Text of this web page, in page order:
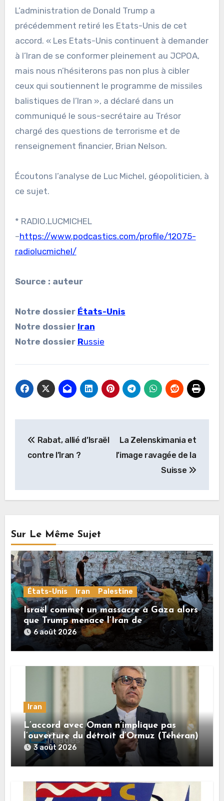
L’administration de Donald Trump a
précédemment retiré les Etats-Unis de cet
accord. « Les Etats-Unis continuent à demander
à l’Iran de se conformer pleinement au JCPOA,
mais nous n’hésiterons pas non plus à cibler
ceux qui soutiennent le programme de missiles
balistiques de l’Iran », a déclaré dans un
communiqué le sous-secrétaire au Trésor
chargé des questions de terrorisme et de
renseignement financier, Brian Nelson.
Écoutons l’analyse de Luc Michel, géopoliticien, à
ce sujet.
* RADIO.LUCMICHEL
–https://www.podcastics.com/profile/12075-
radiolucmichel/
Source : auteur
Notre dossier États-Unis
Notre dossier Iran
Notre dossier Russie
de
Rabat, allié d’Israël
contre l’Iran ?
La Zelenskimania et
l’image ravagée de la
Suisse
Sur Le Même Sujet
États-Unis Iran Palestine
Israël commet un massacre à Gaza alors
que Trump menace l’Iran de
«décapitation»
6 août 2026
Iran
L’accord avec Oman n’implique pas
l’ouverture du détroit d’Ormuz (Téhéran)
3 août 2026